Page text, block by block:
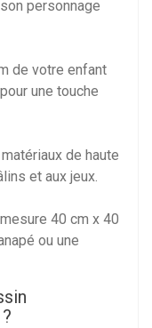
personnage
de votre enfant
une touche
de haute
et aux jeux.
40 cm x 40
ou une